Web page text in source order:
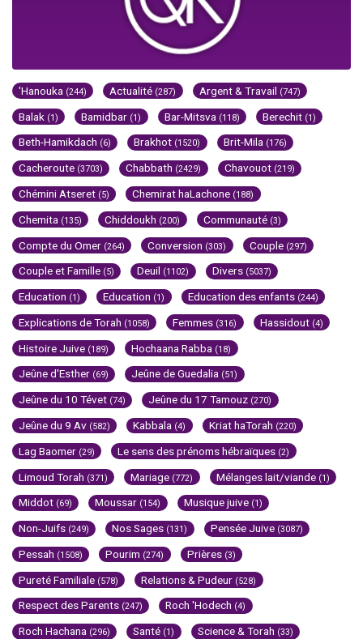
'Hanouka (244) Actualité (287) Argent & Travail (747)
Balak (1) Bamidbar (1) Bar-Mitsva (118) Berechit (1)
Beth-Hamikdach (6) Brakhot (1520) Brit-Mila (176)
Cacheroute (3703) Chabbath (2429) Chavouot (219)
Chémini Atseret (5) Chemirat haLachone (188)
Chemita (135) Chiddoukh (200) Communauté (3)
Compte du Omer (264) Conversion (303) Couple (297)
Couple et Famille (5) Deuil (1102) Divers (5037)
Education (1) Education (1) Education des enfants (244)
Explications de Torah (1058) Femmes (316) Hassidout (4)
Histoire Juive (189) Hochaana Rabba (18)
Jeûne d'Esther (69) Jeûne de Guedalia (51)
Jeûne du 10 Tévet (74) Jeûne du 17 Tamouz (270)
Jeûne du 9 Av (582) Kabbala (4) Kriat haTorah (220)
Lag Baomer (29) Le sens des prénoms hébraïques (2)
Limoud Torah (371) Mariage (772) Mélanges lait/viande (1)
Middot (69) Moussar (154) Musique juive (1)
Non-Juifs (249) Nos Sages (131) Pensée Juive (3087)
Pessah (1508) Pourim (274) Prières (3)
Pureté Familiale (578) Relations & Pudeur (528)
Respect des Parents (247) Roch 'Hodech (4)
Roch Hachana (296) Santé (1) Science & Torah (33)